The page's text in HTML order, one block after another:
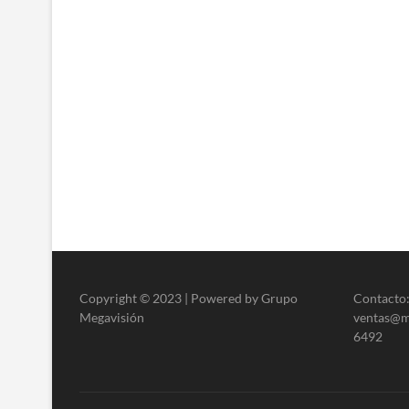
Copyright © 2023 | Powered by Grupo
Megavisión
6492